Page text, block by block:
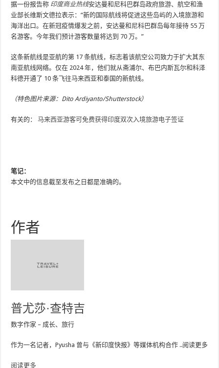
据一份报告称 印度商业热线安达曼和尼科巴群岛政府旅游、航空和渔
业部长维斯文德拉表示：“新的国际航线将促进这些岛屿的入境旅游和
海洋出口。在新冠疫情爆发之前，安达曼和尼科巴群岛每年接待 55 万
名游客。今年我们预计游客数量将达到 70 万。”
这条新航线是亚航的第 17 条航线，标志着该航空公司致力于扩大其东
南亚航线网络。仅在 2024 年，他们就从斋浦尔、布巴内斯瓦尔和科泽
科德开通了 10 条飞往马来西亚和泰国的新航线。
（特色图片来源：Dito Ardiyanto/Shutterstock）
有关的：马来西亚游客可免费获得印度双次入境旅游电子签证
笔记：
本文中的信息截至发布之日都是准确的。
作者
普尤莎·查特吉
数字作家 – 成长、旅行
作为一名记者，Pyusha 曾与《新印度快报》等媒体机构合作 ..阅读更多
阅读更多